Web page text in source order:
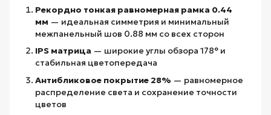
Рекордно тонкая равномерная рамка 0.44
мм — идеальная симметрия и минимальный
межпанельный шов 0.88 мм со всех сторон
IPS матрица — широкие углы обзора 178° и
стабильная цветопередача
Антибликовое покрытие 28% — равномерное
распределение света и сохранение точности
цветов